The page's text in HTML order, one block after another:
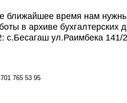
ближайшее время нам
в архиве бухгалтерских
с.Бесагаш ул.Раимбека 141/2
765 53 95